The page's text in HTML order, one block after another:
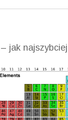
jak najszybciej